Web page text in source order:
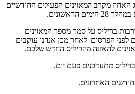
האחוז מקרב המאזינים הפעילים החודשיים
הראשונים.
בריליס על סמך מספר המאזינים
לפני הפרסום. לאחר מכן אנחנו עוקבים
להאזנה מהריליס החדש שלכם.
מתעדכנים פעם יום.